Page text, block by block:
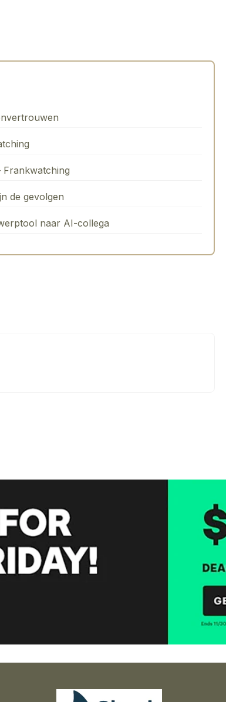
Frankwatching
de gevolgen
naar AI-collega